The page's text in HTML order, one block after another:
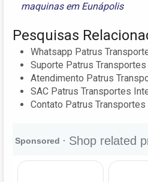
maquinas em Eunápolis
Pesquisas
Whatsapp Patrus
Suporte Patrus
Atendimento Patrus
SAC Patrus Transportes
Contato Patrus